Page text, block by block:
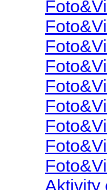
Aktivity